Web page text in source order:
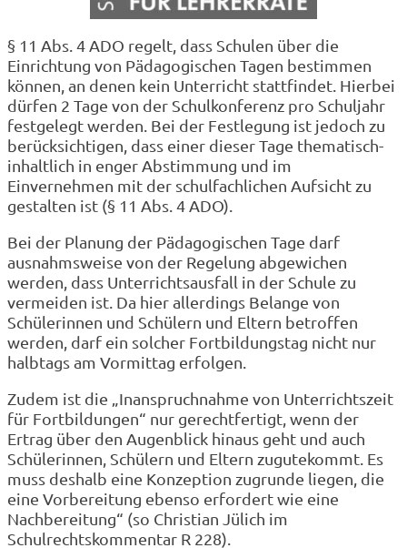
§ 11 Abs. 4 ADO regelt, dass Schulen über die
Einrichtung von Pädagogischen Tagen bestimmen
können, an denen kein Unterricht stattfindet. Hierbei
dürfen 2 Tage von der Schulkonferenz pro Schuljahr
festgelegt werden. Bei der Festlegung ist jedoch zu
berücksichtigen, dass einer dieser Tage thematisch-
inhaltlich in enger Abstimmung und im
Einvernehmen mit der schulfachlichen Aufsicht zu
gestalten ist (§ 11 Abs. 4 ADO).
Bei der Planung der Pädagogischen Tage darf
ausnahmsweise von der Regelung abgewichen
werden, dass Unterrichtsausfall in der Schule zu
vermeiden ist. Da hier allerdings Belange von
Schülerinnen und Schülern und Eltern betroffen
werden, darf ein solcher Fortbildungstag nicht nur
halbtags am Vormittag erfolgen.
Zudem ist die „Inanspruchnahme von Unterrichtszeit
für Fortbildungen“ nur gerechtfertigt, wenn der
Ertrag über den Augenblick hinaus geht und auch
Schülerinnen, Schülern und Eltern zugutekommt. Es
muss deshalb eine Konzeption zugrunde liegen, die
eine Vorbereitung ebenso erfordert wie eine
Nachbereitung“ (so Christian Jülich im
Schulrechtskommentar R 228).